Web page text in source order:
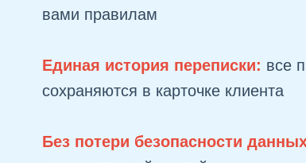
вами правилам
Единая история переписки: все
сохраняются в карточке клиента
Без потери безопасности